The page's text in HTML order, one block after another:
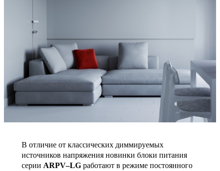
В отличие от классических диммируемых
источников напряжения новинки блоки питания
серии ARPV–LG работают в режиме постоянного